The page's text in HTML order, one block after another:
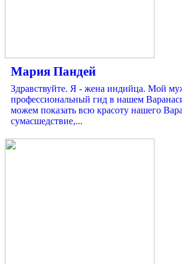
Мария Пандей
Здравствуйте. Я - жена индийца. Мой
профессиональный гид в нашем
можем показать всю красоту нашего
сумасшедствие,...